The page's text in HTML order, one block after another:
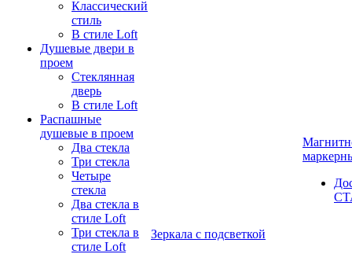
Классический
стиль
В стиле Loft
Душевые двери в
проем
Стеклянная
дверь
В стиле Loft
Распашные
душевые в проем
Два стекла
Три стекла
Четыре
стекла
Два стекла в
стиле Loft
Три стекла в
стиле Loft
Зеркала с подсветкой